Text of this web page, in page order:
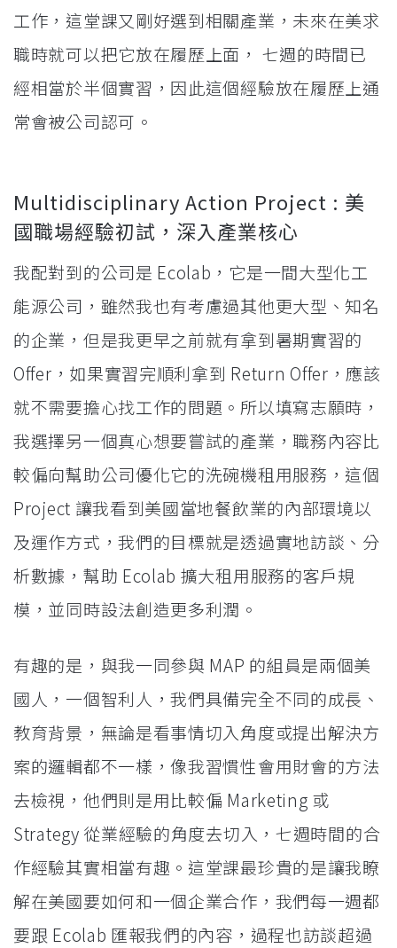
工作，這堂課又剛好選到相關產業，未來在美求
職時就可以把它放在履歷上面， 七週的時間已
經相當於半個實習，因此這個經驗放在履歷上通
常會被公司認可。
Multidisciplinary Action Project : 美
國職場經驗初試，深入產業核心
我配對到的公司是 Ecolab，它是一間大型化工
能源公司，雖然我也有考慮過其他更大型、知名
的企業，但是我更早之前就有拿到暑期實習的
Offer，如果實習完順利拿到 Return Offer，應該
就不需要擔心找工作的問題。所以填寫志願時，
我選擇另一個真心想要嘗試的產業，職務內容比
較偏向幫助公司優化它的洗碗機租用服務，這個
Project 讓我看到美國當地餐飲業的內部環境以
及運作方式，我們的目標就是透過實地訪談、分
析數據，幫助 Ecolab 擴大租用服務的客戶規
模，並同時設法創造更多利潤。
有趣的是，與我一同參與 MAP 的組員是兩個美
國人，一個智利人，我們具備完全不同的成長、
教育背景，無論是看事情切入角度或提出解決方
案的邏輯都不一樣，像我習慣性會用財會的方法
去檢視，他們則是用比較偏 Marketing 或
Strategy 從業經驗的角度去切入，七週時間的合
作經驗其實相當有趣。這堂課最珍貴的是讓我瞭
解在美國要如何和一個企業合作，我們每一週都
要跟 Ecolab 匯報我們的內容，過程也訪談超過